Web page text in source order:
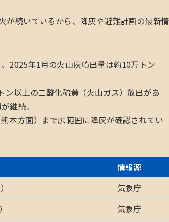
が続いているから、降灰や避難計画の最新情
、2025年1月の火山灰噴出量は約10万トン
以上の二酸化硫黄（火山ガス）放出があ
継続。
本方面）まで広範囲に降灰が確認されてい
情報源
気象庁
気象庁